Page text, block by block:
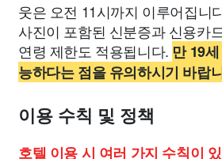
웃은 오전 11시까지 이루어집니
사진이 포함된 신분증과 신용카
연령 제한도 적용됩니다. 만 19
능하다는 점을 유의하시기 바랍
이용 수칙 및 정책
호텔 이용 시 여러 가지 수칙이